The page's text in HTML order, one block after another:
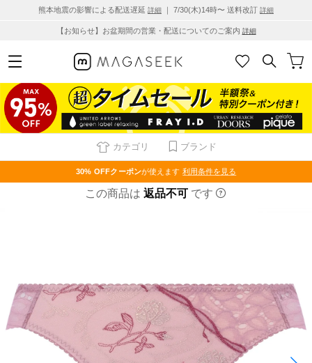
熊本地震の影響による配送遅延 詳細 ｜ 7/30(木)14時〜 送料改訂 詳細
【お知らせ】お盆期間の営業・配送についてのご案内 詳細
カテゴリ ブランド
30% OFFクーポンが使えます 利用条件を見る
この商品は 返品不可 です